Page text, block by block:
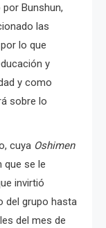
Bunshun,
las
lo que
y
y como
sobre lo
cuya Oshimen
que se le
invirtió
del grupo hasta
del mes de